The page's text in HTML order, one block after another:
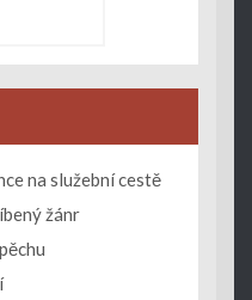
na služební cestě
žánr